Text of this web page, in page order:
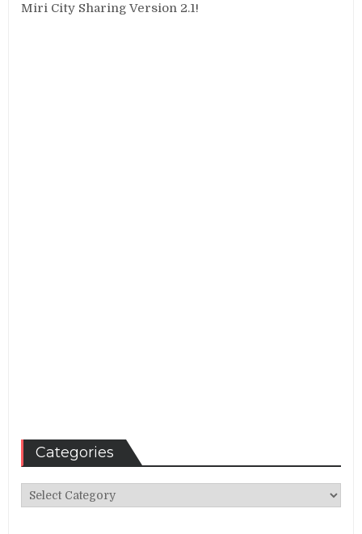
Miri City Sharing Version 2.1!
Categories
Categories